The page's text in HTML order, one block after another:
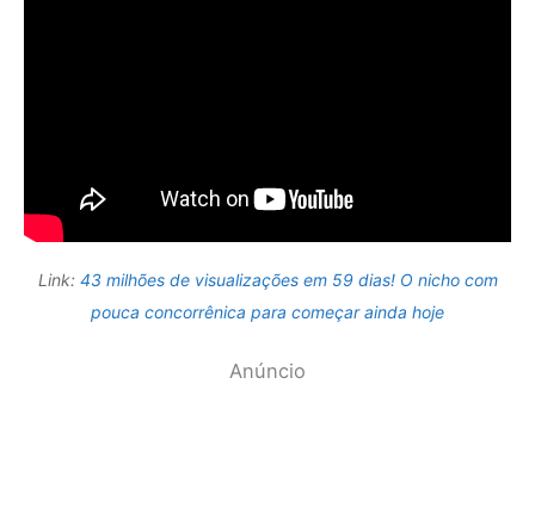
Link: 43 milhões de visualizações em 59 dias! O nicho com
pouca concorrênica para começar ainda hoje
Anúncio